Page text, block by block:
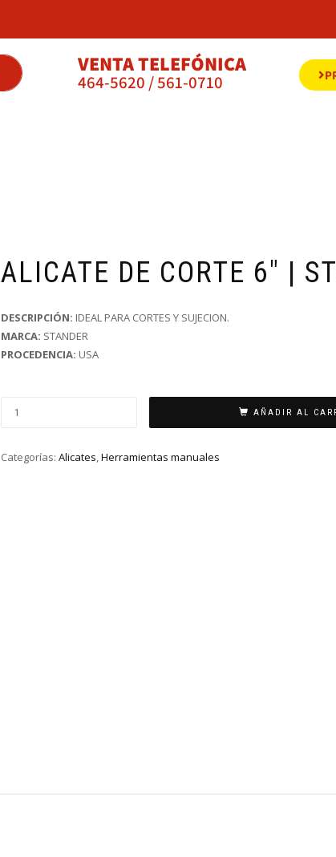
VENTA TELEFÓNICA
464-5620 / 561-0710
ALICATE DE CORTE 6″ |
DESCRIPCIÓN: IDEAL PARA CORTES Y SUJECION.
MARCA: STANDER
PROCEDENCIA: USA
AÑADIR AL
Categorías: Alicates,Herramientas manuales